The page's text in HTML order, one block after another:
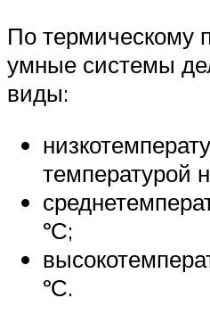
По термическому
умные системы
виды:
температурой
ºС;
ºС.